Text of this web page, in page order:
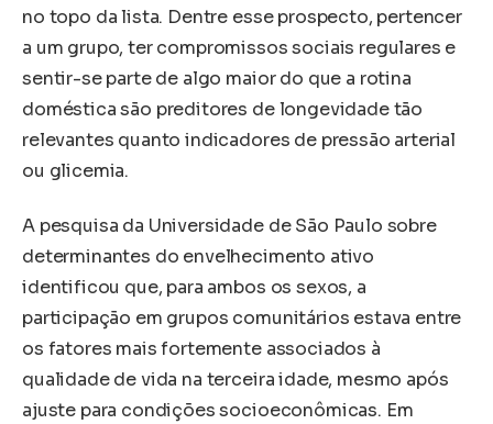
no topo da lista. Dentre esse prospecto, pertencer
a um grupo, ter compromissos sociais regulares e
sentir-se parte de algo maior do que a rotina
doméstica são preditores de longevidade tão
relevantes quanto indicadores de pressão arterial
ou glicemia.
A pesquisa da Universidade de São Paulo sobre
determinantes do envelhecimento ativo
identificou que, para ambos os sexos, a
participação em grupos comunitários estava entre
os fatores mais fortemente associados à
qualidade de vida na terceira idade, mesmo após
ajuste para condições socioeconômicas. Em